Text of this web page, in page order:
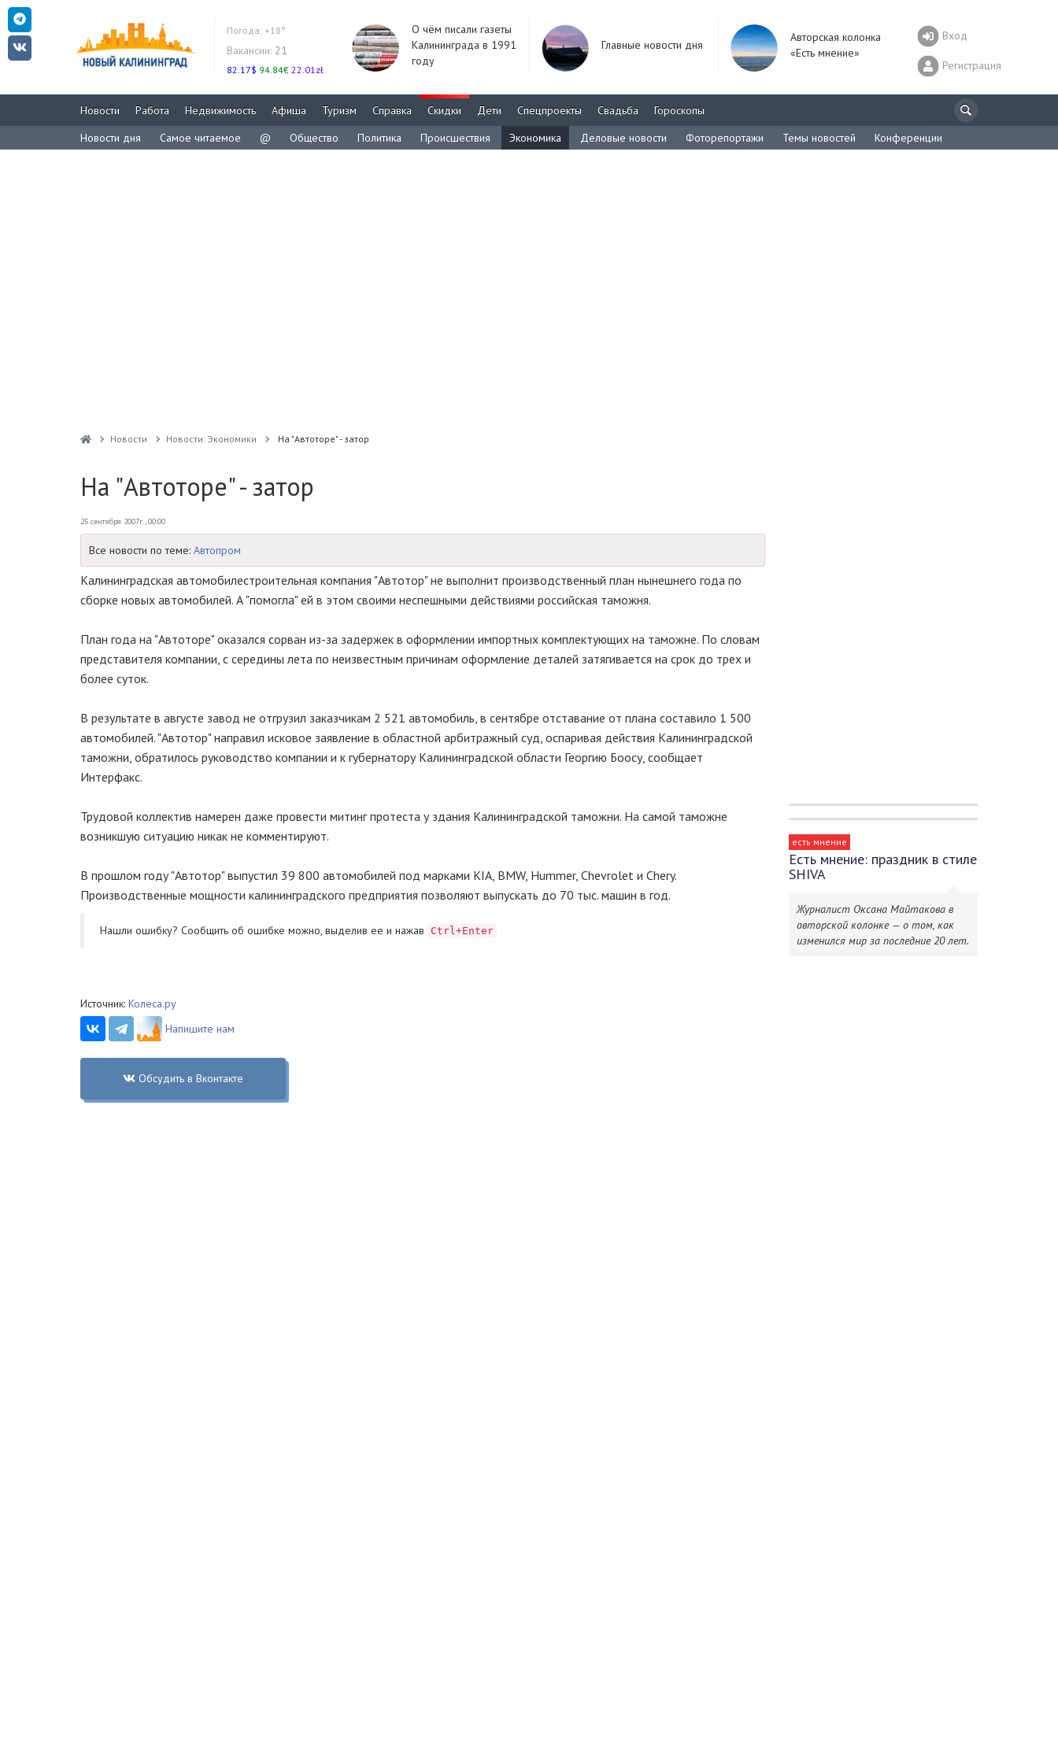
Погода: +18°
Вакансии: 21
82.17$ 94.84€ 22.01zł
О чём писали газеты
Калининграда в 1991
году
Главные новости дня
Авторская колонка
«Есть мнение»
Вход
Регистрация
Новости Работа Недвижимость Афиша Туризм Справка Скидки Дети Спецпроекты Свадьба
Гороскопы
Новости дня
Самое читаемое @ Общество Политика Происшествия Экономика Деловые новости Фоторепортажи Темы новостей Конференции
Новости Новости: Экономики На "Автоторе" - затор
На "Автоторе" - затор
25 сентября 2007г., 00:00
Все новости по теме: Автопром
Калининградская автомобилестроительная компания "Автотор" не выполнит производственный план нынешнего года по
сборке новых автомобилей. А "помогла" ей в этом своими неспешными действиями российская таможня.
План года на "Автоторе" оказался сорван из-за задержек в оформлении импортных комплектующих на таможне. По словам
представителя компании, с середины лета по неизвестным причинам оформление деталей затягивается на срок до трех и
более суток.
В результате в августе завод не отгрузил заказчикам 2 521 автомобиль, в сентябре отставание от плана составило 1 500
автомобилей. "Автотор" направил исковое заявление в областной арбитражный суд, оспаривая действия Калининградской
таможни, обратилось руководство компании и к губернатору Калининградской области Георгию Боосу, сообщает
Интерфакс.
Трудовой коллектив намерен даже провести митинг протеста у здания Калининградской таможни. На самой таможне
возникшую ситуацию никак не комментируют.
В прошлом году "Автотор" выпустил 39 800 автомобилей под марками KIA, BMW, Hummer, Chevrolet и Chery.
Производственные мощности калининградского предприятия позволяют выпускать до 70 тыс. машин в год.
Нашли ошибку? Cообщить об ошибке можно, выделив ее и нажав Ctrl+Enter
Источник: Колеса.ру
Напишите нам
Обсудить в Вконтакте
есть мнение
Есть мнение: праздник в стиле
SHIVA
Журналист Оксана Майтакова в
авторской колонке — о том, как
изменился мир за последние 20 лет.